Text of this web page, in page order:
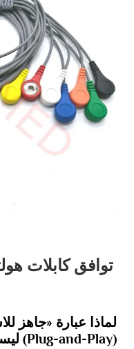
توافق كابلات
لماذا عبارة «جاهز
(Plug-and-Play) ليست مناسبة لكابلات هولتر؟